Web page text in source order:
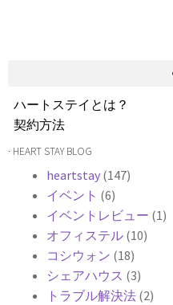
ハートステイとは？
契約方法
韓国不動産情報
よくある質問
Heartee
· HEART STAY BLOG
heartstay (147)
イベント (6)
イベントレビュー (1)
オフィステル (10)
コシウォン (18)
シェアハウス (3)
トラブル解決法 (2)